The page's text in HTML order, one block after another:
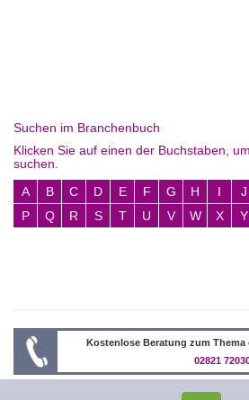
Suchen im Branchenbuch
Klicken Sie auf einen der Buchstaben,
suchen.
A
B C D E F G H I J
P
Q R S T U V W X Y
Kostenlose Beratung zum
02821